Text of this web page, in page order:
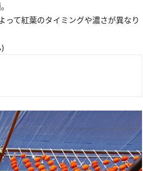
って紅葉のタイミングや濃さが異なり